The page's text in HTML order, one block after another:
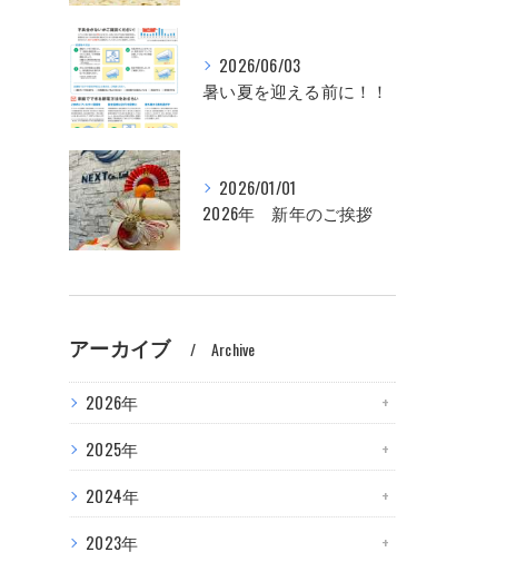
2026/06/03
暑い夏を迎える前に！！
2026/01/01
2026年 新年のご挨拶
アーカイブ Archive
2026年
2025年
2024年
2023年